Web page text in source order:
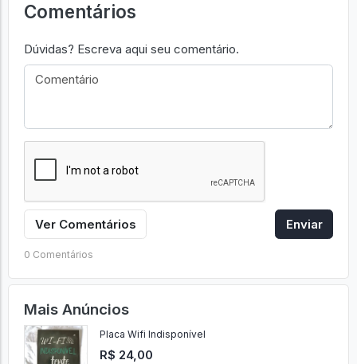
Comentários
Dúvidas? Escreva aqui seu comentário.
Ver Comentários Enviar
0 Comentários
Mais Anúncios
Placa Wifi Indisponível
R$ 24,00